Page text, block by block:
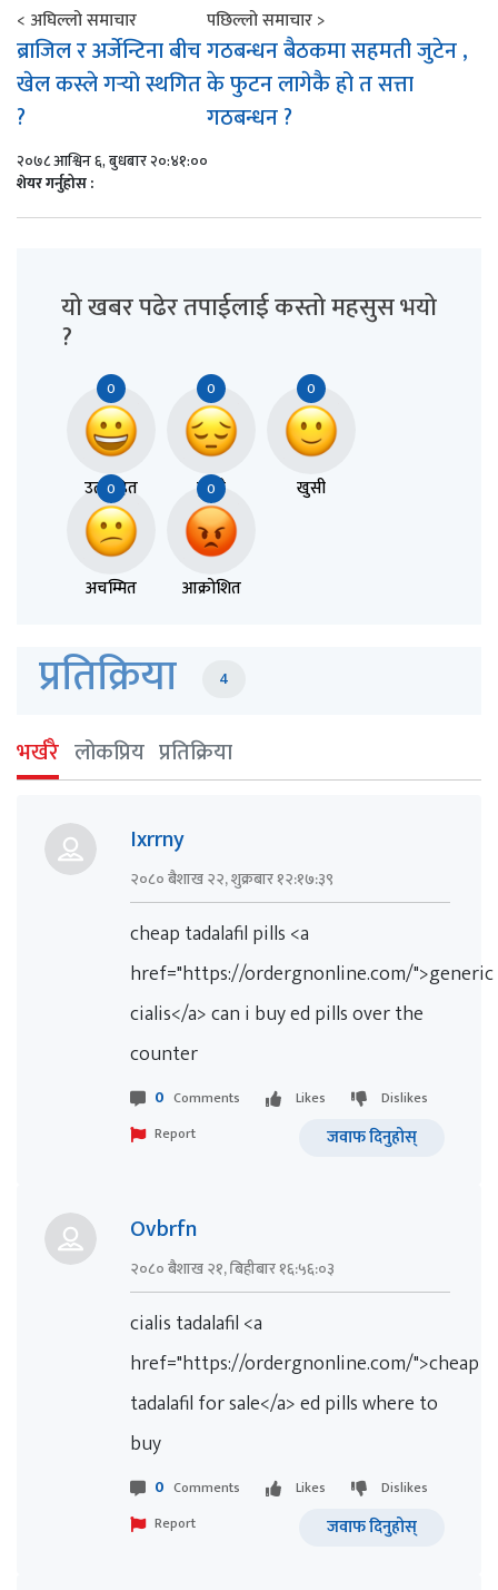
< अघिल्लो समाचार
ब्राजिल र अर्जेन्टिना बीच
खेल कस्ले गर्‍यो स्थगित
?
पछिल्लो समाचार >
गठबन्धन बैठकमा सहमती जुटेन ,
के फुटन लागेकै हो त सत्ता
गठबन्धन ?
२०७८ आश्विन ६, बुधबार २०:४१:००
शेयर गर्नुहोस :
यो खबर पढेर तपाईलाई कस्तो महसुस भयो
?
0
उत्साहित
0
दुःखी
0
खुसी
0
अचम्मित
0
आक्रोशित
प्रतिक्रिया 4
भर्खरै लोकप्रिय प्रतिक्रिया
Ixrrny
२०८० बैशाख २२, शुक्रबार १२:१७:३९
cheap tadalafil pills <a
href="https://ordergnonline.com/">generic
cialis</a> can i buy ed pills over the
counter
0 Comments Likes
Dislikes
Report
जवाफ दिनुहोस्
Ovbrfn
२०८० बैशाख २१, बिहीबार १६:५६:०३
cialis tadalafil <a
href="https://ordergnonline.com/">cheap
tadalafil for sale</a> ed pills where to
buy
0 Comments Likes
Dislikes
Report
जवाफ दिनुहोस्